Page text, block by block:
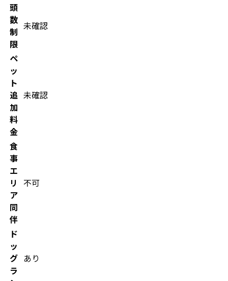
頭
数
制
限
未確認
ペ
ッ
ト
追
加
料
金
未確認
食
事
エ
リ
ア
同
伴
不可
ド
ッ
グ
ラ
あり